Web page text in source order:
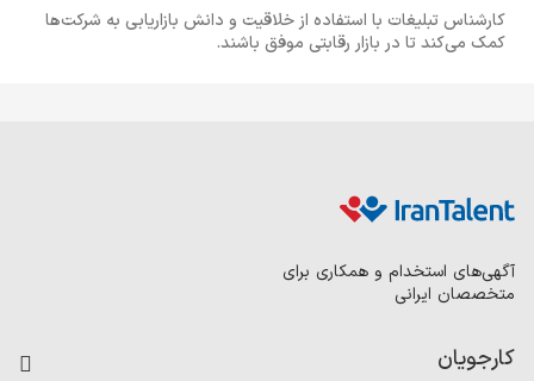
کارشناس تبلیغات با استفاده از خلاقیت و دانش بازاریابی به شرکت‌ها
کمک می‌کند تا در بازار رقابتی موفق باشند.
آگهی‌های استخدام و همکاری برای
متخصصان ایرانی
کارجویان